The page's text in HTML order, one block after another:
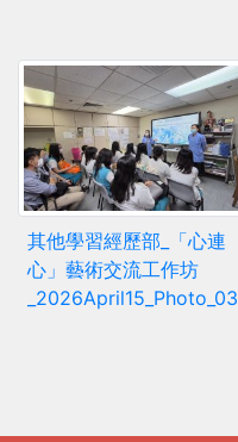
其他學習經歷部_「心連
心」藝術交流工作坊
_2026April15_Photo_03